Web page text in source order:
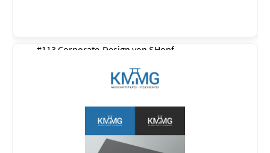
#113 Corporate-Design von SHopf